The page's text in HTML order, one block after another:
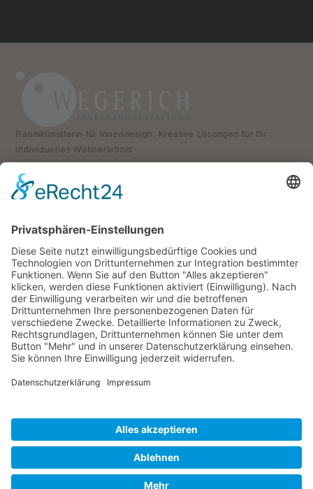
Raumkünstlerin für Innendesign: Kreative Lösungen für Ihr
individuelles Wohnerlebnis
KONTAKT
Atelier für Innenraumgestaltung
Am Born 9
Telefon: 0163 8479897
RECHTLICHES
Impressum
Datenschutz
AGB
Widerrufsbelehrung
Montag - Freitag
Ateliertermine nach Vereinbarung
Copyright © 2024 Wegerich Innenraumgestaltung - all rights reserved I Made
with byDIE WEBAGENTUR